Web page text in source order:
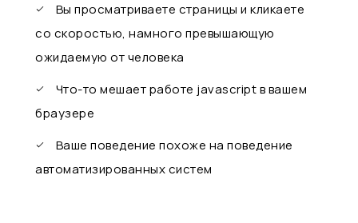
Вы просматриваете страницы и кликаете
со скоростью, намного превышающую
ожидаемую от человека
Что-то мешает работе javascript в вашем
браузере
Ваше поведение похоже на поведение
автоматизированных систем